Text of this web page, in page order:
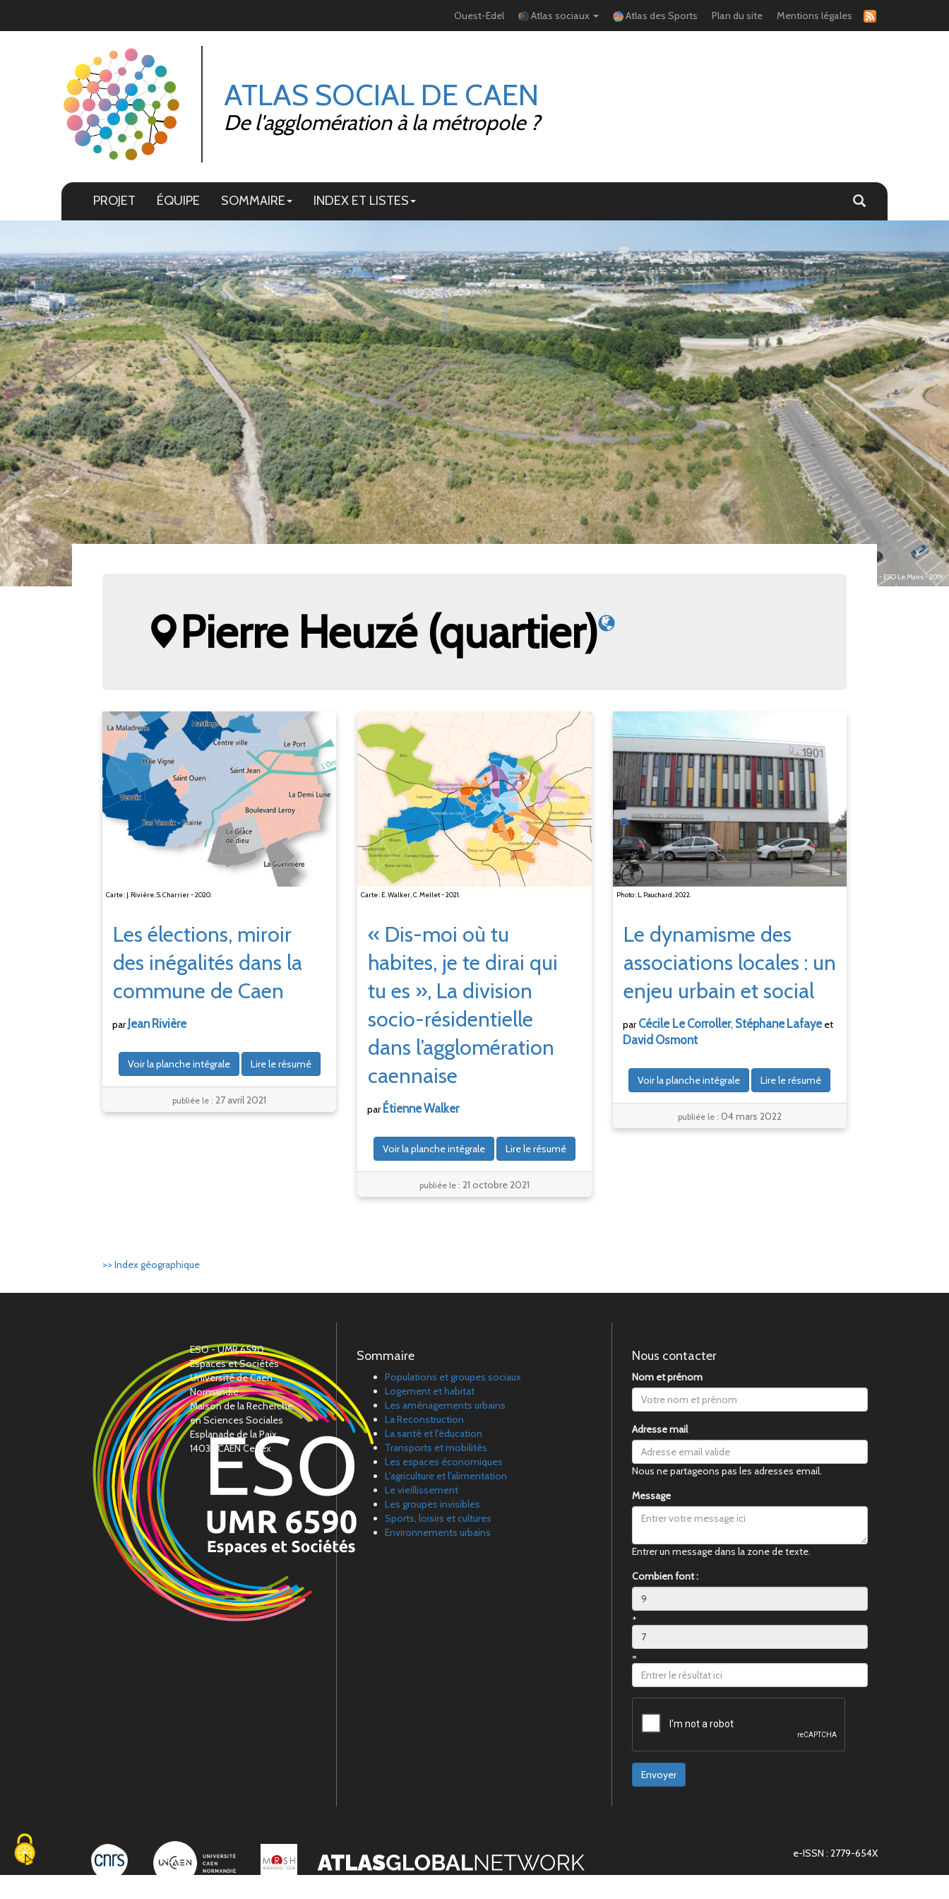
Ouest-Edel Atlas sociaux Atlas des Sports Plan du site Mentions légales
ATLAS SOCIAL DE CAEN
De l'agglomération à la métropole ?
PROJET ÉQUIPE SOMMAIRE INDEX ET LISTES
photo : Guillaume BAILLY (MCF) et S. CHARPENTIER (IE) - ESO Le Mans - 2019.
Pierre Heuzé (quartier)
Carte : J. Rivière, S. Charrier - 2020.
Les élections, miroir
des inégalités dans la
commune de Caen
parJean Rivière
Voir la planche intégrale Lire le résumé
publiée le :27 avril 2021
Carte : E. Walker, C. Mellet - 2021.
« Dis-moi où tu
habites, je te dirai qui
tu es », La division
socio-résidentielle
dans l’agglomération
caennaise
par ÉtienneWalker
Voir la planche intégrale Lire le résumé
publiée le : 21 octobre 2021
Photo : L. Pauchard, 2022.
Le dynamisme des
associations locales : un
enjeu urbain et social
parCécile Le Corroller, Stéphane Lafayeet
David Osmont
Voir la planche intégrale Lire le résumé
publiée le : 04 mars 2022
>> Index géographique
ESO - UMR 6590
Espaces et Sociétés
Université de Caen
Normandie
Maison de la Recherche
en Sciences Sociales
Esplanade de la Paix
14032 CAEN Cedex
Sommaire
Populations et groupes sociaux
Logement et habitat
Les aménagements urbains
La Reconstruction
La santé et l'éducation
Transports et mobilités
Les espaces économiques
L'agriculture et l'alimentation
Le vieillissement
Les groupes invisibles
Sports, loisirs et cultures
Environnements urbains
Nous contacter
Nom et prénom
Adresse mail
Nous ne partageons pas les adresses email.
Message
Entrer un message dans la zone de texte.
Combien font :
+
=
Envoyer
e-ISSN : 2779-654X